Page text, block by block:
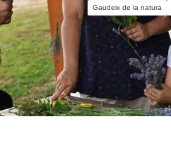
Gaudeix de la natura